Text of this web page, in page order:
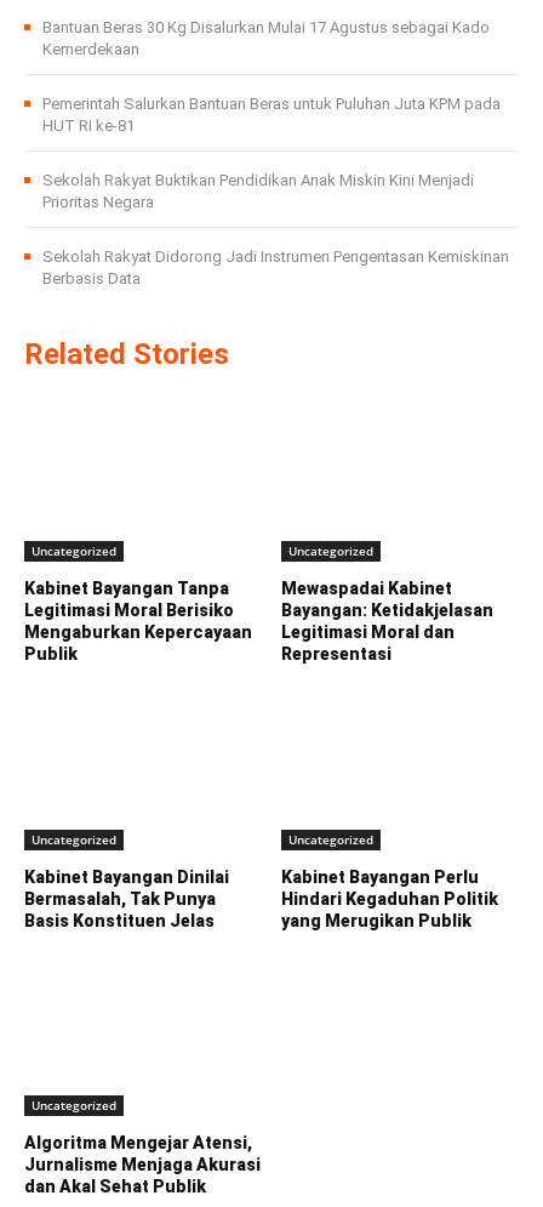
Bantuan Beras 30 Kg Disalurkan Mulai 17 Agustus sebagai Kado
Kemerdekaan
Pemerintah Salurkan Bantuan Beras untuk Puluhan Juta KPM pada
HUT RI ke-81
Sekolah Rakyat Buktikan Pendidikan Anak Miskin Kini Menjadi
Prioritas Negara
Sekolah Rakyat Didorong Jadi Instrumen Pengentasan Kemiskinan
Berbasis Data
Related Stories
Uncategorized
Kabinet Bayangan Tanpa
Legitimasi Moral Berisiko
Mengaburkan Kepercayaan
Publik
Uncategorized
Mewaspadai Kabinet
Bayangan: Ketidakjelasan
Legitimasi Moral dan
Representasi
Uncategorized
Kabinet Bayangan Dinilai
Bermasalah, Tak Punya
Basis Konstituen Jelas
Uncategorized
Kabinet Bayangan Perlu
Hindari Kegaduhan Politik
yang Merugikan Publik
Uncategorized
Algoritma Mengejar Atensi,
Jurnalisme Menjaga Akurasi
dan Akal Sehat Publik